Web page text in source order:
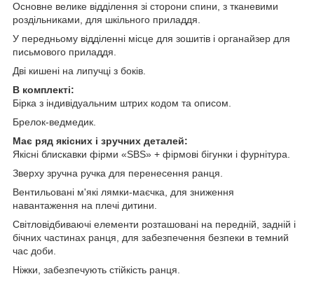
Основне велике відділення зі сторони спини, з тканевими
роздільниками, для шкільного приладдя.
У передньому відділенні місце для зошитів і органайзер для
письмового приладдя.
Дві кишені на липучці з боків.
В комплекті:
Бірка з індивідуальним штрих кодом та описом.
Брелок-ведмедик.
Має ряд якісних і зручних деталей:
Якісні блискавки фірми «SBS» + фірмові бігунки і фурнітура.
Зверху зручна ручка для перенесення ранця.
Вентильовані м'які лямки-маєчка, для зниження
навантаження на плечі дитини.
Світловідбиваючі елементи розташовані на передній, задній і
бічних частинах ранця, для забезпечення безпеки в темний
час доби.
Ніжки, забезпечують стійкість ранця.